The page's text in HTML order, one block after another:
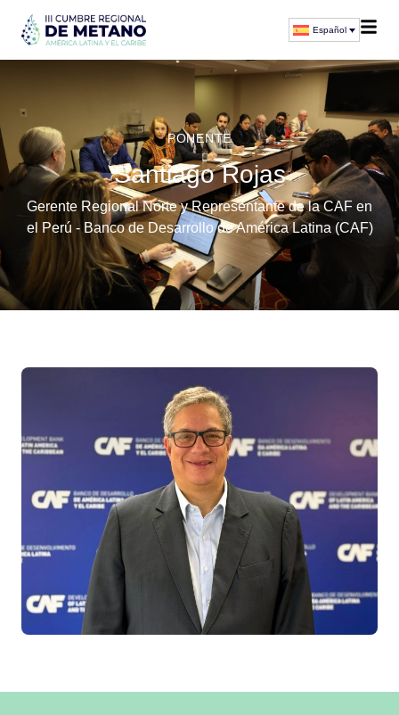
Español
PONENTE
Santiago Rojas
Gerente Regional Norte y Representante de la CAF en
el Perú - Banco de Desarrollo de América Latina (CAF)